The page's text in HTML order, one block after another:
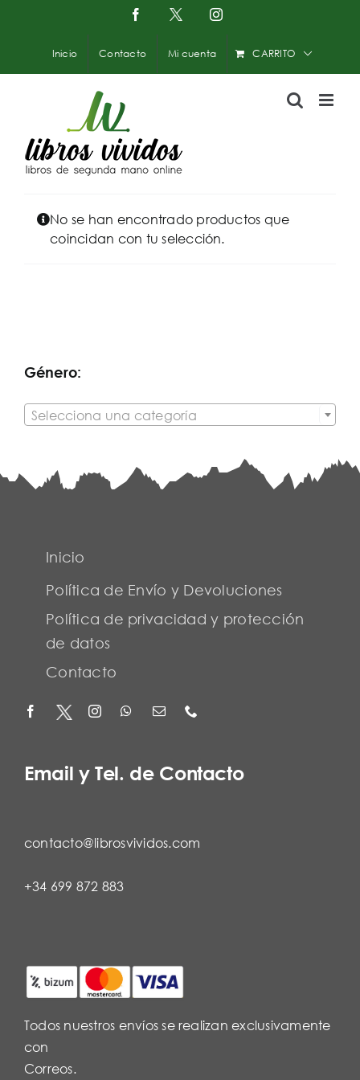
contenido
Facebook
X
Instagram
Inicio Contacto Mi cuenta CARRITO
No se han encontrado productos que
coincidan con tu selección.
Género:
Selecciona una categoría
Inicio
Política de Envío y Devoluciones
Política de privacidad y protección
de datos
Contacto
Email y Tel. de Contacto
contacto@librosvividos.com
+34 699 872 883
Todos nuestros envíos se realizan exclusivamente
con
Correos.